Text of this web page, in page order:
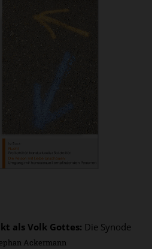
als Volk Gottes: Die Synode
Ackermann